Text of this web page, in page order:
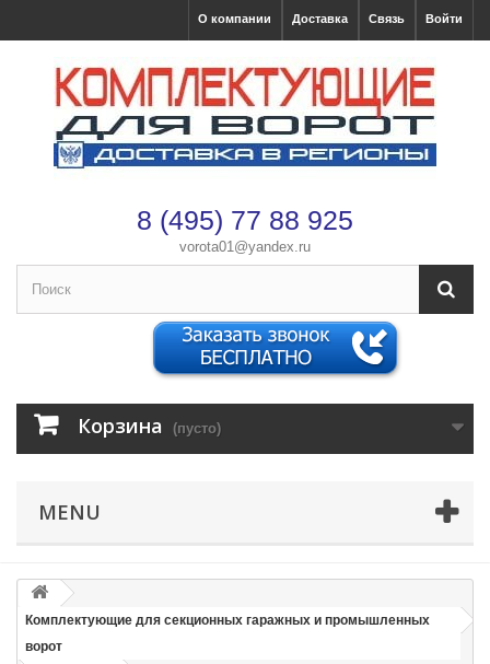
Войти
Связь
Доставка
О компании
8 (495) 77 88 925
vorota01@yandex.ru
Корзина (пусто)
MENU
Комплектующие для секционных гаражных и промышленных
ворот
Оформление заказа
После оформления заказа с вами свяжется менеджер
Имя*
Телефон *
Email